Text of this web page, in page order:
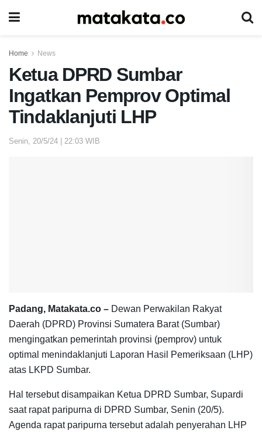
Home News
Ketua DPRD Sumbar
Ingatkan Pemprov Optimal
Tindaklanjuti LHP
Senin, 20/5/24 | 22:03 WIB
Padang, Matakata.co – Dewan Perwakilan Rakyat
Daerah (DPRD) Provinsi Sumatera Barat (Sumbar)
mengingatkan pemerintah provinsi (pemprov) untuk
optimal menindaklanjuti Laporan Hasil Pemeriksaan (LHP)
atas LKPD Sumbar.
Hal tersebut disampaikan Ketua DPRD Sumbar, Supardi
saat rapat paripurna di DPRD Sumbar, Senin (20/5).
Agenda rapat paripurna tersebut adalah penyerahan LHP